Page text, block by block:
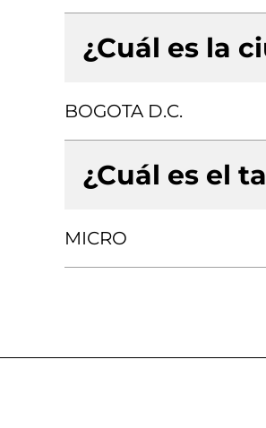
¿Cuál es la
BOGOTA D.C.
¿Cuál es el
MICRO